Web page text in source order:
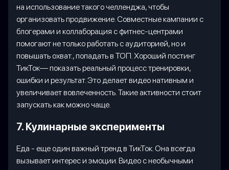
на использование такого челленджа, чтобы
организовать продвижение. Совместные кампании с
блогерами и коллаборация с фитнес-центрами
помогают не только работать с аудиторией, но и
повышать охват., попадать в ТОП. Хороший постинг
ТикТок— показать реальный процесс тренировки,
ошибки и результат. Это делает видео нативным и
увеличивает вовлеченность. Такие активности стоит
запускать как можно чаще.
7. Кулинарные эксперименты
Еда - еще один важный тренд в ТикТок. Она всегда
вызывает интерес и эмоции. Видео с необычными